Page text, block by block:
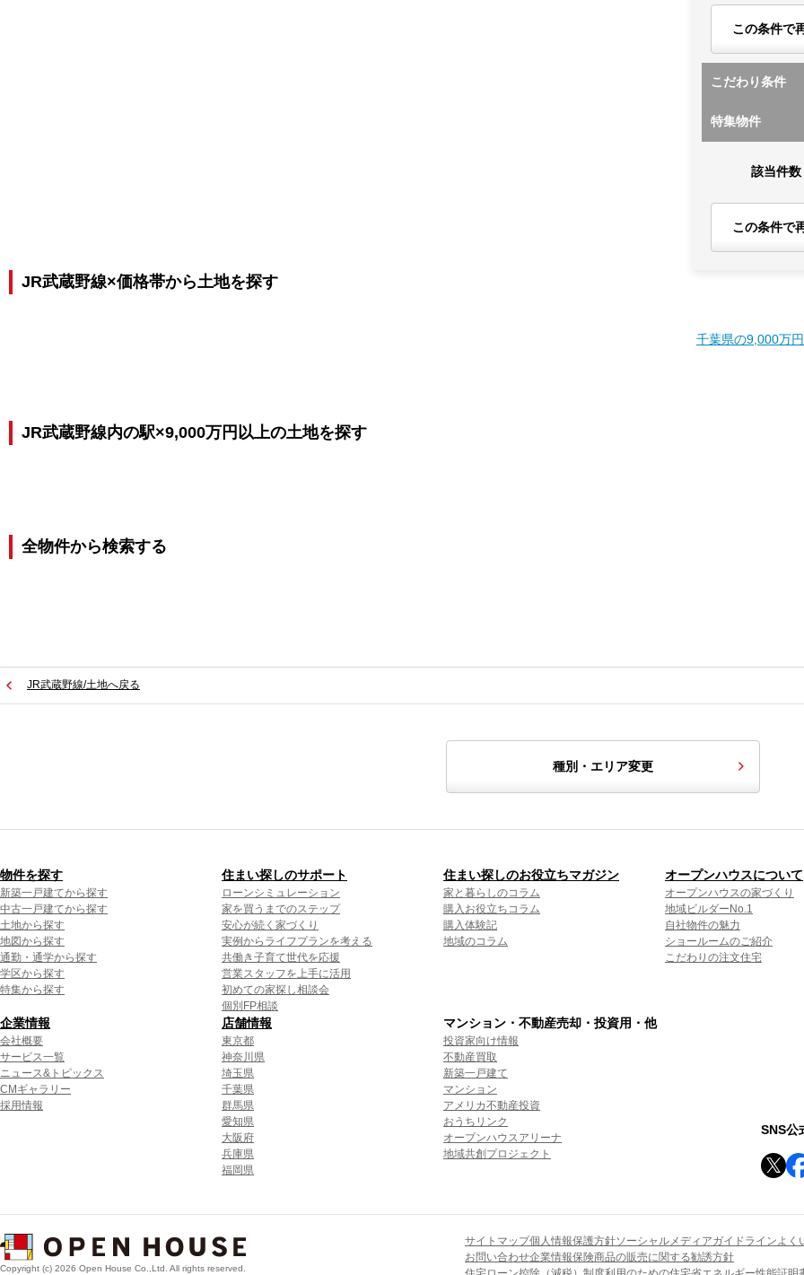
この条件で
こだわり条件
特集物件
該当件数
この条件で
JR武蔵野線×価格帯から土地を探す
千葉県の9,000万
JR武蔵野線内の駅×9,000万円以上の土地を探す
全物件から検索する
JR武蔵野線/土地へ戻る
種別・エリア変更
物件を探す
新築一戸建てから探す
中古一戸建てから探す
土地から探す
地図から探す
通勤・通学から探す
学区から探す
特集から探す
住まい探しのサポート
ローンシミュレーション
家を買うまでのステップ
安心が続く家づくり
実例からライフプランを考える
共働き子育て世代を応援
営業スタッフを上手に活用
初めての家探し相談会
個別FP相談
住まい探しのお役立ちマガジン
家と暮らしのコラム
購入お役立ちコラム
購入体験記
地域のコラム
オープンハウスについて
オープンハウスの家づくり
地域ビルダーNo.1
自社物件の魅力
ショールームのご紹介
こだわりの注文住宅
企業情報
会社概要
サービス一覧
ニュース&トピックス
CMギャラリー
採用情報
店舗情報
東京都
神奈川県
埼玉県
千葉県
群馬県
愛知県
大阪府
兵庫県
福岡県
マンション・不動産売却・投資用・他
投資家向け情報
不動産買取
新築一戸建て
マンション
アメリカ不動産投資
おうちリンク
オープンハウスアリーナ
地域共創プロジェクト
SNS公
Copyright (c) 2026 Open House Co.,Ltd. All rights reserved.
サイトマップ個人情報保護方針ソーシャルメディアガイドラインよく
お問い合わせ企業情報保険商品の販売に関する勧誘方針